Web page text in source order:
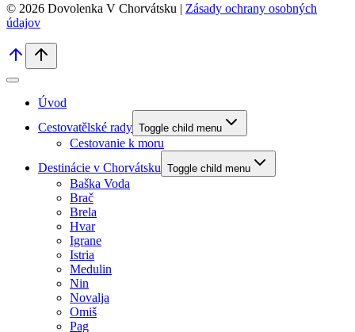
© 2026 Dovolenka V Chorvátsku | Zásady ochrany osobných
údajov
Úvod
Cestovatělské rady Toggle child menu
Cestovanie k moru
Destinácie v Chorvátsku Toggle child menu
Baška Voda
Brač
Brela
Hvar
Igrane
Istria
Medulin
Nin
Novalja
Omiš
Pag